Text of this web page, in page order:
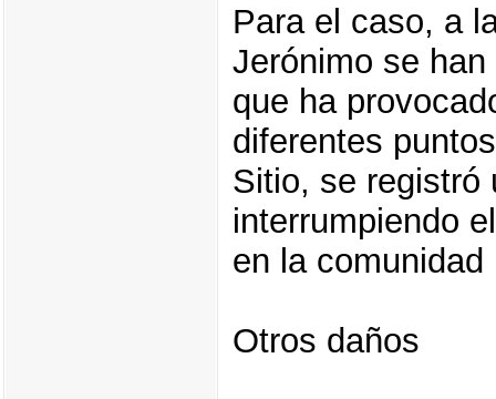
Para el caso, a
Jerónimo se
que ha
diferentes
Sitio, se registró
interrumpiendo
en la
Otros daños